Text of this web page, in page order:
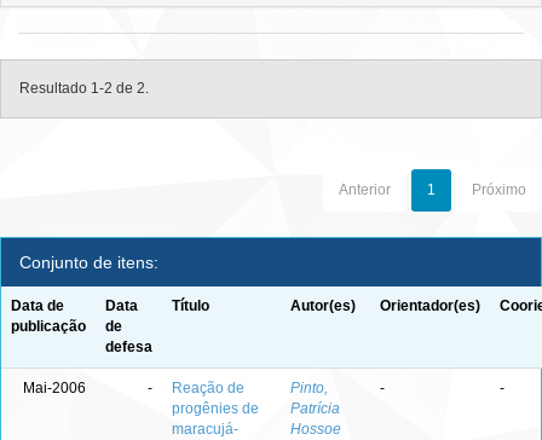
Resultado 1-2 de 2.
Anterior 1 Próximo
Conjunto de itens:
Data de
publicação
Data
de
defesa
Título Autor(es) Orientador(es)
Mai-2006 -
Reação de
progênies de
maracujá-
Pinto,
Patrícia
Hossoe
- -